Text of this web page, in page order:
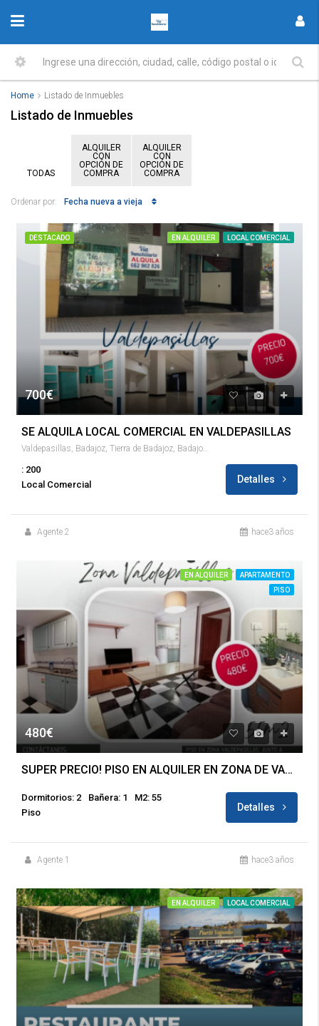
Home Listado de Inmuebles
Listado de Inmuebles
TODAS
ALQUILER
CON
OPCIÓN DE
COMPRA
ALQUILER
CON
OPCIÓN DE
COMPRA
Ordenar por: Fecha nueva a vieja
DESTACADO EN ALQUILER LOCAL COMERCIAL
700€
SE ALQUILA LOCAL COMERCIAL EN VALDEPASILLAS
Valdepasillas, Badajoz, Tierra de Badajoz, Badajoz, Extremadura, 06011, España
: 200
Local Comercial
Detalles
Agente 2 hace3 años
EN ALQUILER
APARTAMENTO
PISO
480€
SUPER PRECIO! PISO EN ALQUILER EN ZONA DE VALDEPASILLAS
Dormitorios: 2 Bañera: 1
M2: 55
Piso
Detalles
Agente 1 hace3 años
EN ALQUILER LOCAL COMERCIAL